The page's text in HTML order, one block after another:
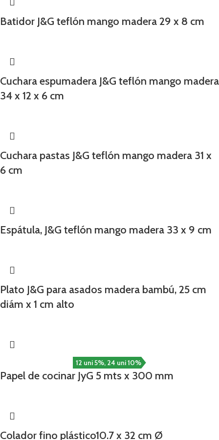
Batidor J&G teflón mango madera 29 x 8 cm
Cuchara espumadera J&G teflón mango madera
34 x 12 x 6 cm
Cuchara pastas J&G teflón mango madera 31 x
6 cm
Espátula, J&G teflón mango madera 33 x 9 cm
Plato J&G para asados madera bambú, 25 cm
diám x 1 cm alto
12 uni 5%, 24 uni 10%
Papel de cocinar JyG 5 mts x 300 mm
Colador fino plástico10.7 x 32 cm Ø